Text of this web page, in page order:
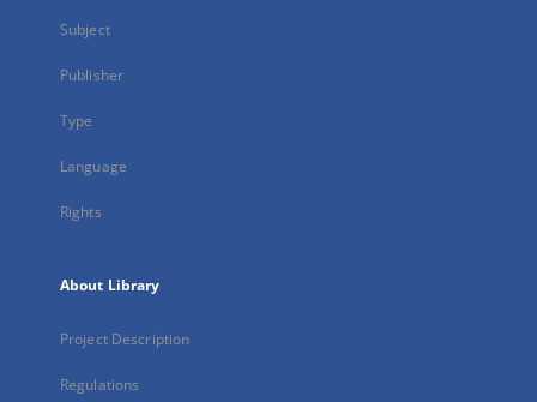
Subject
Publisher
Type
Language
Rights
About Library
Project Description
Regulations